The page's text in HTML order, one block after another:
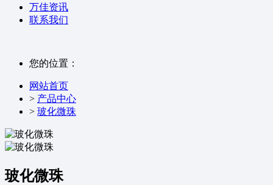
万佳资讯
联系我们
您的位置：
网站首页
> 产品中心
> 玻化微珠
玻化微珠